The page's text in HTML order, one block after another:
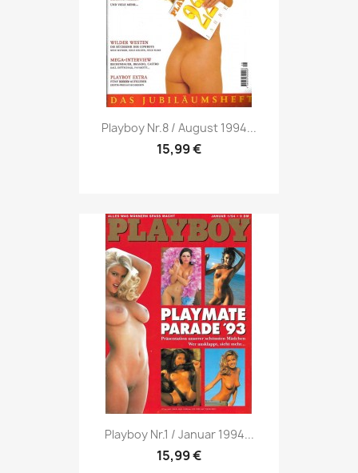
Vorschau
Playboy Nr.8 / August 1994...
15,99 €
Vorschau
Playboy Nr.1 / Januar 1994...
15,99 €